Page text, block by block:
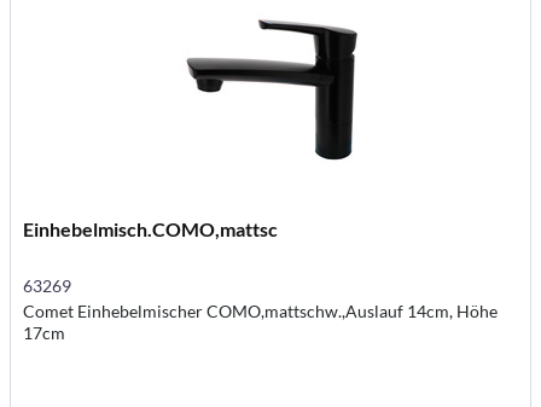
Einhebelmisch.COMO,mattsc
63269
Comet Einhebelmischer COMO,mattschw.,Auslauf 14cm, Höhe
17cm